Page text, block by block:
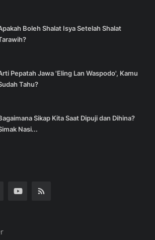
Boleh Shalat Isya Setelah Shalat
Pepatah Jawa 'Eling Lan Waspodo', Kamu
Tahu?
Sikap Kita Saat Dipuji dan Dihina?
Nasi...